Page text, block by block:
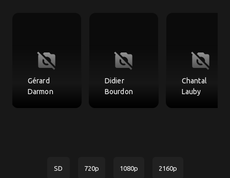
no_photography
Gérard
Darmon
no_photography
Didier
Bourdon
no_photography
Chantal
Lauby
SD 720p 1080p 2160p